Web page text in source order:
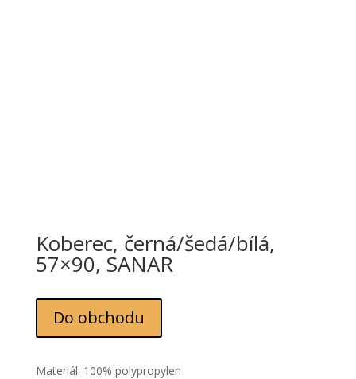
Koberec, černá/šedá/bílá,
57×90, SANAR
Do obchodu
Materiál: 100% polypropylen